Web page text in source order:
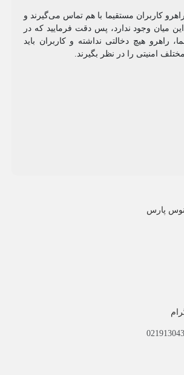
کاربران مستقیما با هم تماس می‌گیرند و
میان وجود ندارد، پس دقت فرمایید که در
راهرو هیچ دخالتی نداشته و کاربران باید
امنیتی را در نظر بگیرند.
پارس